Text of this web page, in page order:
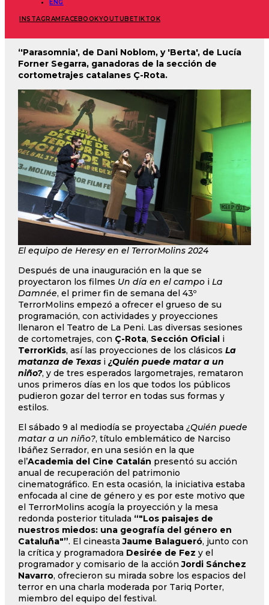
ENG
INSTAGRAMFACEBOOKYOUTUBETIKTOK
entre las presencias de los primeros días de
‘'Parasomnia', de Dani Noblom, y 'Berta', de Lucía
Forner Segarra, ganadoras de la sección de
cortometrajes catalanes Ç-Rota.
El equipo de Heresy en el TerrorMolins 2024
Después de una inauguración en la que se
proyectaron los filmes Un día en el campo i La
Damnée, el primer fin de semana del 43º
TerrorMolins empezó a ofrecer el grueso de su
programación, con actividades y proyecciones
llenaron el Teatro de La Peni. Las diversas sesiones
de cortometrajes, con Ç-Rota, Sección Oficiali
TerrorKids, así las proyecciones de los clásicos La
matanza de Texas i ¿Quién puede matar a un
niño?, y de tres esperados largometrajes, remataron
unos primeros días en los que todos los públicos
pudieron gozar del terror en todas sus formas y
estilos.
El sábado 9 al mediodía se proyectaba ¿Quién puede
matar a un niño?, título emblemático de Narciso
Ibáñez Serrador, en una sesión en la que
el’Academia del Cine Catalán presentó su acción
anual de recuperación del patrimonio
cinematográfico. En esta ocasión, la iniciativa estaba
enfocada al cine de género y es por este motivo que
el TerrorMolins acogía la proyección y la mesa
redonda posterior titulada “"Los paisajes de
nuestros miedos: una geografía del género en
Cataluña"”. El cineastaJaume Balagueró, junto con
la crítica y programadora Desirée de Fez y el
programador y comisario de la acciónJordi Sánchez
Navarro, ofrecieron su mirada sobre los espacios del
terror en una charla moderada por Tariq Porter,
miembro del equipo del festival.